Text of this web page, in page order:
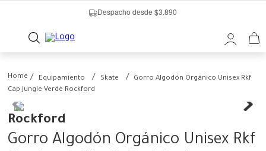
Despacho desde $3.890
Equipamiento Skate
Gorro Algodón Orgánico Unisex Rkf
Cap Jungle Verde Rockford
Rockford
Gorro Algodón Orgánico Unisex Rkf